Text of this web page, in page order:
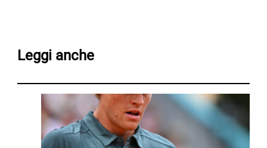
Leggi anche